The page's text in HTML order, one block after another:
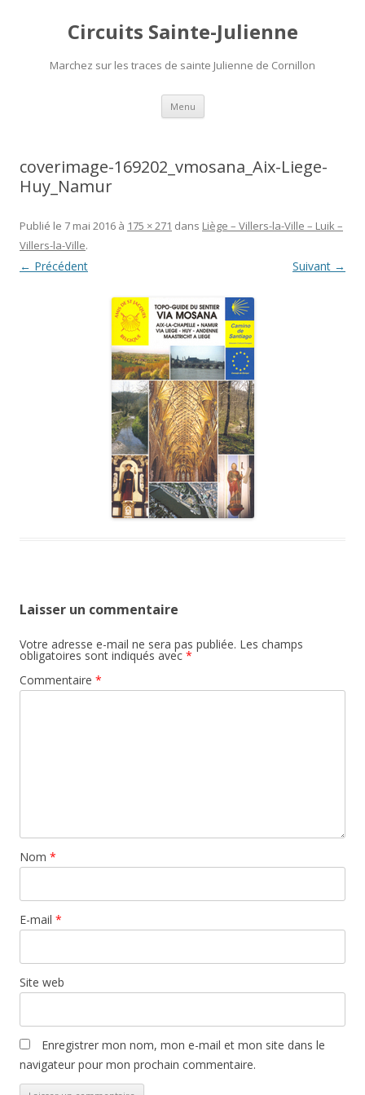
Circuits Sainte-Julienne
Marchez sur les traces de sainte Julienne de Cornillon
Menu Aller
contenu
coverimage-169202_vmosana_Aix-Liege-
Huy_Namur
Publié le 7 mai 2016 à 175 × 271 dans Liège – Villers-la-Ville – Luik –
Villers-la-Ville.
← Précédent Suivant →
Laisser un commentaire
Votre adresse e-mail ne sera pas publiée. Les champs
obligatoires sont indiqués avec *
Commentaire *
Nom *
E-mail *
Site web
Enregistrer mon nom, mon e-mail et mon site dans le
navigateur pour mon prochain commentaire.